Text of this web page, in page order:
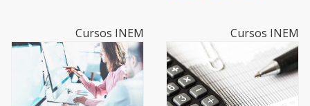
Cursos INEM Cursos INEM